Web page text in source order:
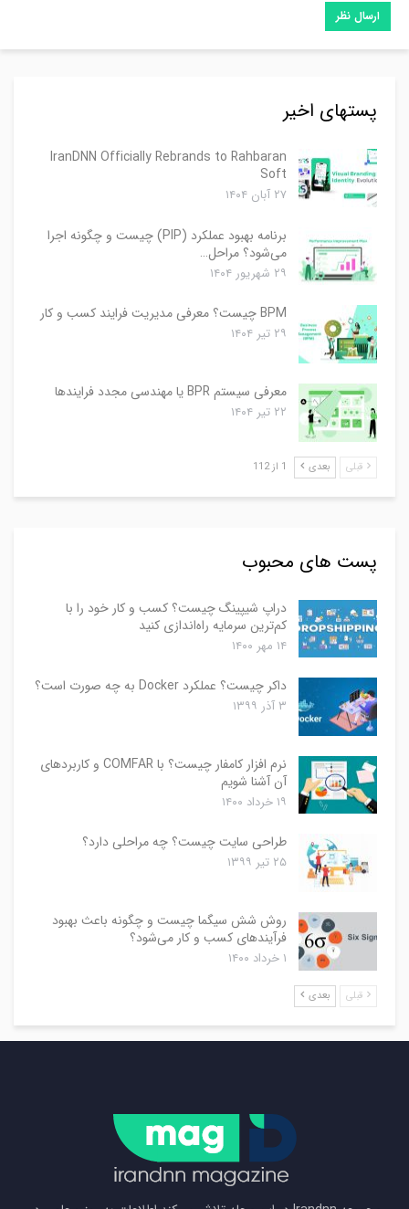
پستهای اخیر
IranDNN Officially Rebrands to Rahbaran
Soft
۲۷ آبان ۱۴۰۴
برنامه بهبود عملکرد (PIP) چیست و چگونه اجرا
می‌شود؟ مراحل…
۲۹ شهریور ۱۴۰۴
BPM چیست؟ معرفی مدیریت فرایند کسب و کار
۲۹ تیر ۱۴۰۴
معرفی سیستم BPR یا مهندسی مجدد فرایندها
۲۲ تیر ۱۴۰۴
قبلی بعدی 1 از 112
پست های محبوب
دراپ شیپینگ چیست؟ کسب و کار خود را با
کم‌ترین سرمایه راه‌اندازی کنید
۱۴ مهر ۱۴۰۰
داکر چیست؟ عملکرد Docker به چه صورت است؟
۳ آذر ۱۳۹۹
نرم افزار کامفار چیست؟ با COMFAR و کاربردهای
آن آشنا شویم
۱۹ خرداد ۱۴۰۰
طراحی سایت چیست؟ چه مراحلی دارد؟
۲۵ تیر ۱۳۹۹
روش شش سیگما چیست و چگونه باعث بهبود
فرآیندهای کسب و کار می‌شود؟
۱ خرداد ۱۴۰۰
قبلی بعدی